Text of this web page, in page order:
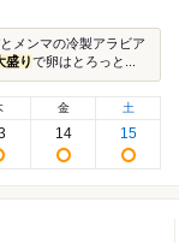
メンマの冷製アラビア
盛りで卵はとろっと...
金
14
土
15